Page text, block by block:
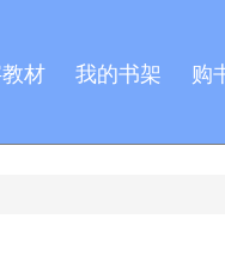
材 我的书架 购